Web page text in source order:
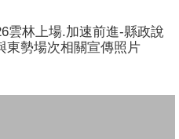
雲林上場.加速前進-縣政說
東勢場次相關宣傳照片